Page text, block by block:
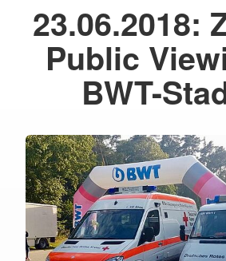
23.06.2018:
Public
BWT-